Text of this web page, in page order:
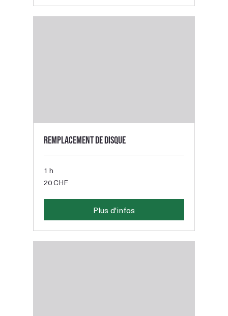
Remplacement de disque
1 h
francs
20 CHF
Plus d'infos